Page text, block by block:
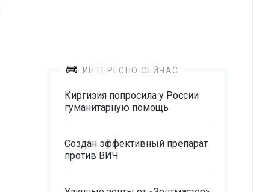
ИНТЕРЕСНО СЕЙЧАС
Киргизия попросила у России
гуманитарную помощь
Создан эффективный препарат
против ВИЧ